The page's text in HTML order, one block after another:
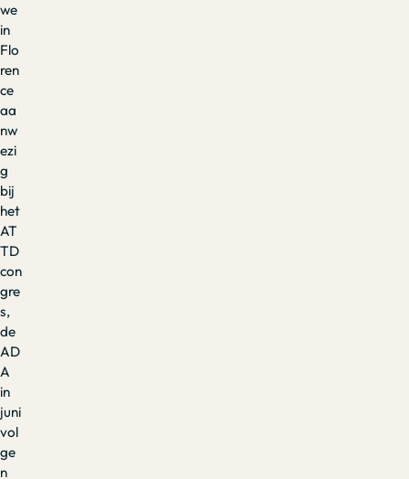
we
in
Flo
ren
ce
aa
nw
ezi
g
bij
het
AT
TD
con
gre
s,
de
AD
A
in
juni
vol
ge
n